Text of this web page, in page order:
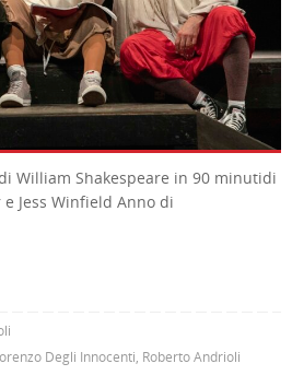
William Shakespeare in 90 minutidi
Jess Winfield Anno di
Degli Innocenti, Roberto Andrioli